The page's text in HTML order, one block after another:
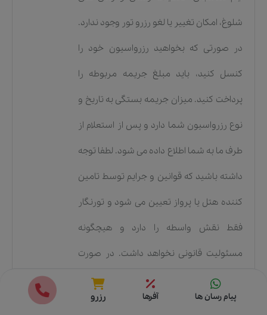
شلوغ، امکان تغییر یا لغو رزرو تور وجود ندارد.
در صورتی که بخواهید رزرواسیون خود را
کنسل کنید، باید مبلغ جریمه مربوطه را
پرداخت کنید. میزان جریمه بستگی به تاریخ و
نوع رزرواسیون شما دارد و پس از استعلام از
طرف ما به شما اطلاع داده می شود. لطفا توجه
داشته باشید که قوانین و جرایم توسط تامین
کننده هتل یا پرواز تعیین می شود و تورنگار
فقط نقش واسطه را دارد و هیچگونه
مسئولیت قانونی نخواهد داشت. در صورت
کنسلی علاوه بر هزینه اعلامی توسط تامین
کننده ، پنج درصد از کل مبلغ رزرو شما نیز به
قیمت ها رزرو
پیام رسان ها آفرها رزرو